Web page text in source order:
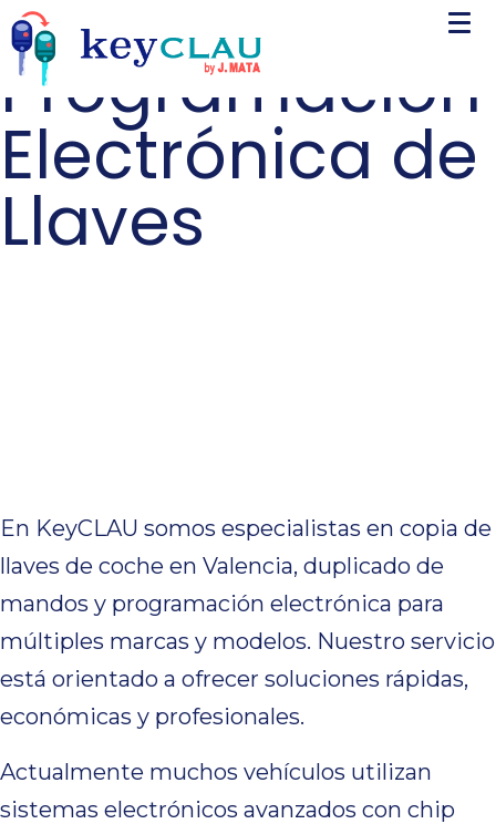
Programación
Electrónica de
Llaves
En KeyCLAU somos especialistas en copia de
llaves de coche en Valencia, duplicado de
mandos y programación electrónica para
múltiples marcas y modelos. Nuestro servicio
está orientado a ofrecer soluciones rápidas,
económicas y profesionales.
Actualmente muchos vehículos utilizan
sistemas electrónicos avanzados con chip